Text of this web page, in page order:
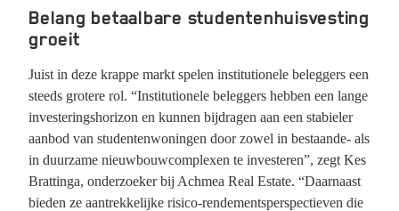
Belang betaalbare studentenhuisvesting
groeit
Juist in deze krappe markt spelen institutionele beleggers een
steeds grotere rol. “Institutionele beleggers hebben een lange
investeringshorizon en kunnen bijdragen aan een stabieler
aanbod van studentenwoningen door zowel in bestaande- als
in duurzame nieuwbouwcomplexen te investeren”, zegt Kes
Brattinga, onderzoeker bij Achmea Real Estate. “Daarnaast
bieden ze aantrekkelijke risico-rendementsperspectieven die